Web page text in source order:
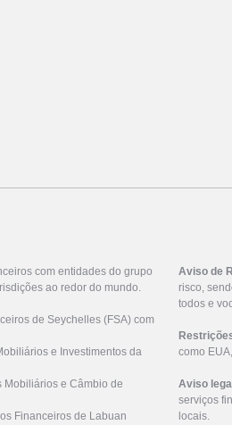
com entidades do grupo
ao redor do mundo.
de Seychelles (FSA) com
e Investimentos da
Mobiliários e Câmbio de
Financeiros de Labuan
Aviso de
risco,
todos e
como
Aviso
serviços
locais.